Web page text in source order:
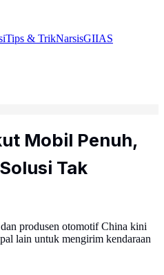
Tips & TrikNarsisGIIAS
Mobil Penuh,
Tak
produsen otomotif China kini
lain untuk mengirim kendaraan